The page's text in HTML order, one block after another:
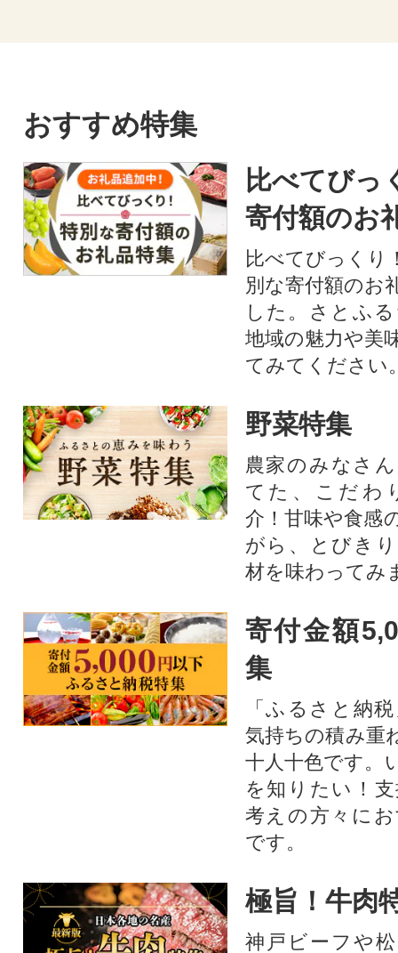
おすすめ特集
比べてびっ
寄付額のお
比べてびっくり
別な寄付額のお
した。さとふ
地域の魅力や美
てみてください
野菜特集
農家のみなさ
てた、こだわ
介！甘味や食感
がら、とびき
材を味わってみ
寄付金額
集
「ふるさと納
気持ちの積み重
十人十色です。
を知りたい！
考えの方々に
です。
極旨！牛肉
神戸ビーフや